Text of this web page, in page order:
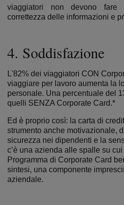
viaggiatori non devono
correttezza delle informazioni e
4. Soddisfazione
L'82% dei viaggiatori CON
viaggiare per lavoro aumenta la
personale. Una percentuale del
quelli SENZA Corporate Card.*
Ed è proprio così: la carta di
strumento anche motivazionale,
sicurezza nei dipendenti e la
c’è una azienda alle spalle su
Programma di Corporate Card
sintesi, una componente
aziendale.